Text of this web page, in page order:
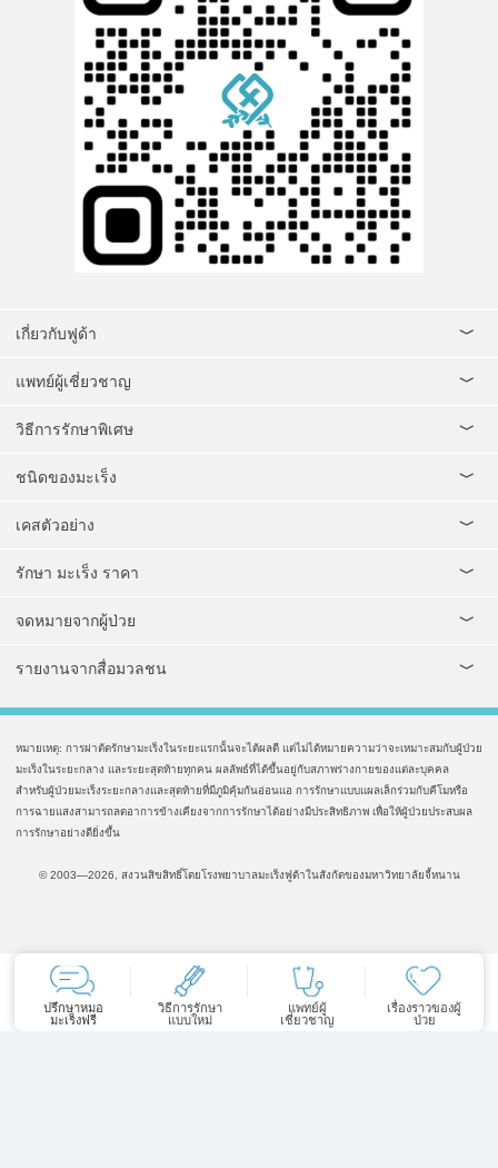
ปรึกษาหมอ
มะเร็งฟรี
วิธีการรักษา
แบบใหม่
แพทย์ผู้
เชี่ยวชาญ
เรื่องราวของผู้
ป่วย
เกี่ยวกับฟูด้า
แพทย์ผู้เชี่ยวชาญ
วิธีการรักษาพิเศษ
ชนิดของมะเร็ง
เคสตัวอย่าง
รักษา มะเร็ง ราคา
จดหมายจากผู้ป่วย
รายงานจากสื่อมวลชน
หมายเหตุ: การผ่าตัดรักษามะเร็งในระยะแรกนั้นจะได้ผลดี แต่ไม่ได้หมายความว่าจะเหมาะสมกับผู้ป่วย
มะเร็งในระยะกลาง และระยะสุดท้ายทุกคน ผลลัพธ์ที่ได้ขึ้นอยู่กับสภาพร่างกายของแต่ละบุคคล
สำหรับผู้ป่วยมะเร็งระยะกลางและสุดท้ายที่มีภูมิคุ้มกันอ่อนแอ การรักษาแบบแผลเล็กร่วมกับคีโมหรือ
การฉายแสงสามารถลดอาการข้างเคียงจากการรักษาได้อย่างมีประสิทธิภาพ เพื่อให้ผู้ป่วยประสบผล
การรักษาอย่างดียิ่งขึ้น
© 2003—2026, สงวนสิขสิทธิ์โดยโรงพยาบาลมะเร็งฟูด้าในสังกัดของมหาวิทยาลัยจี้หนาน